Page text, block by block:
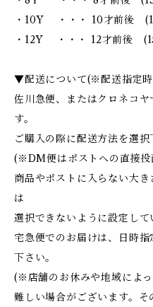
・10Y ・・・ 10才前後
・12Y ・・・ 12才前後
▼配送について(※配送指定時
佐川急便、またはクロネコ
す。
ご購入の際に配送方法を選択
(※DM便はポストへの直接投
商品やポストに入らない大
は
選択できないように設定して
宅急便でのお届けは、日時
下さい。
(※店舗のお休みや地域によ
難しい場合がございます。